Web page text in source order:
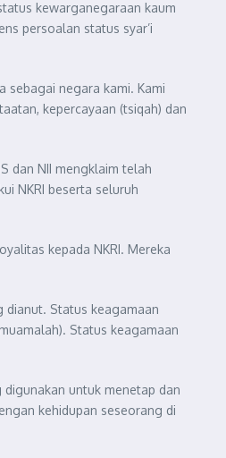
kewarganegaraan kaum
persoalan status syar’i
sebagai negara kami. Kami
kepercayaan (tsiqah) dan
dan NII mengklaim telah
NKRI beserta seluruh
kepada NKRI. Mereka
dianut. Status keagamaan
Status keagamaan
untuk menetap dan
kehidupan seseorang di